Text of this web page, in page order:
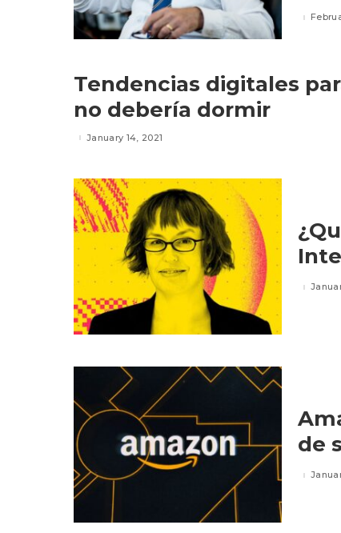
Tendencias digitales
no debería dormir
January 14, 2021
de